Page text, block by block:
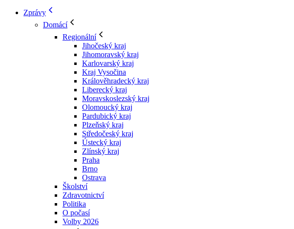
Zprávy
Domácí
Regionální
Jihočeský kraj
Jihomoravský kraj
Karlovarský kraj
Kraj Vysočina
Králověhradecký kraj
Liberecký kraj
Moravskoslezský kraj
Olomoucký kraj
Pardubický kraj
Plzeňský kraj
Středočeský kraj
Ústecký kraj
Zlínský kraj
Praha
Brno
Ostrava
Školství
Zdravotnictví
Politika
O počasí
Volby 2026